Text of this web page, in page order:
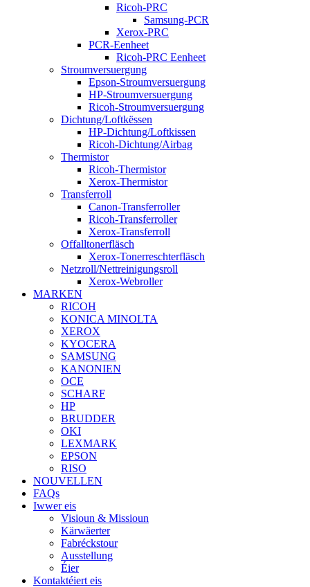
Ricoh-PRC
Samsung-PCR
Xerox-PRC
PCR-Eenheet
Ricoh-PRC Eenheet
Stroumversuergung
Epson-Stroumversuergung
HP-Stroumversuergung
Ricoh-Stroumversuergung
Dichtung/Loftkëssen
HP-Dichtung/Loftkissen
Ricoh-Dichtung/Airbag
Thermistor
Ricoh-Thermistor
Xerox-Thermistor
Transferroll
Canon-Transferroller
Ricoh-Transferroller
Xerox-Transferroll
Offalltonerfläsch
Xerox-Tonerreschterfläsch
Netzroll/Nettreinigungsroll
Xerox-Webroller
MARKEN
RICOH
KONICA MINOLTA
XEROX
KYOCERA
SAMSUNG
KANONIEN
OCE
SCHARF
HP
BRUDDER
OKI
LEXMARK
EPSON
RISO
NOUVELLEN
FAQs
Iwwer eis
Visioun & Missioun
Kärwäerter
Fabréckstour
Ausstellung
Éier
Kontaktéiert eis